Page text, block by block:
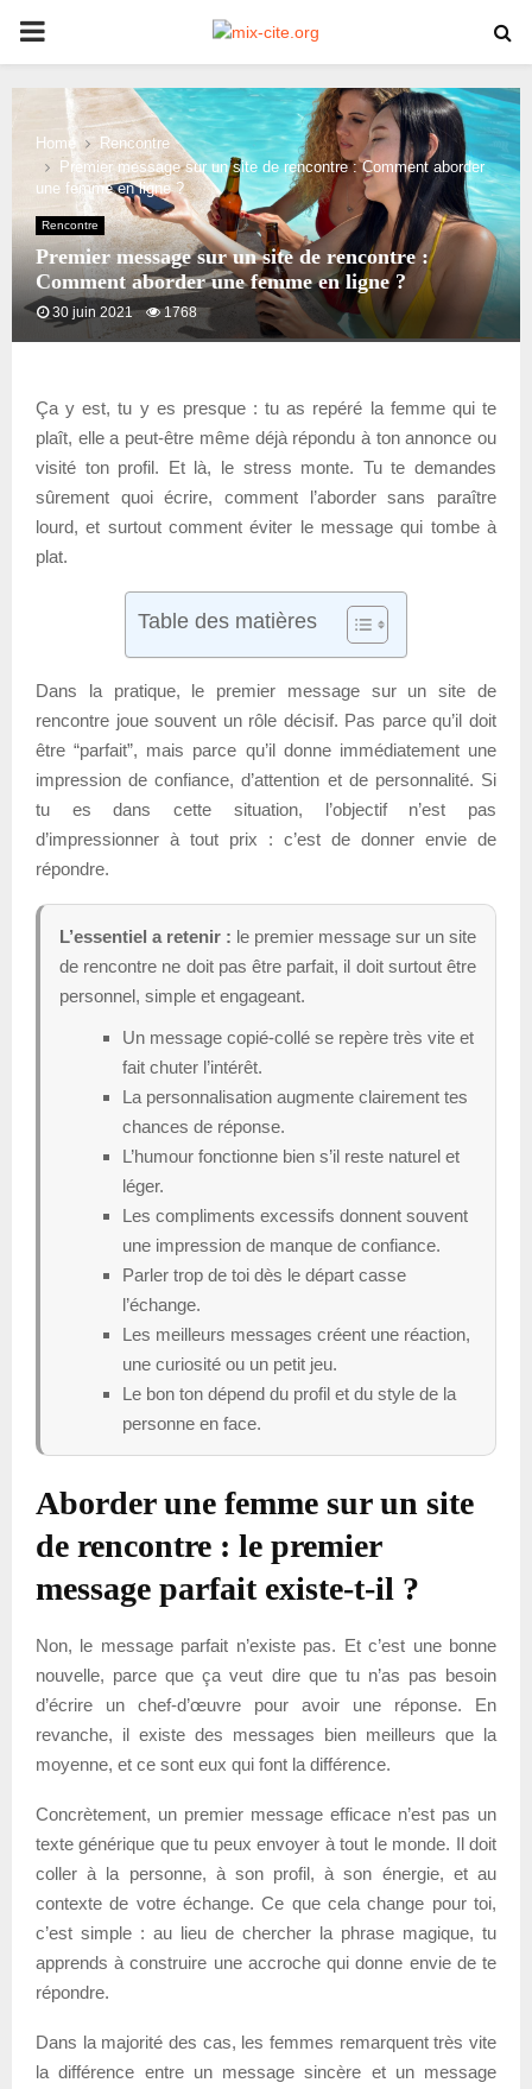
PRIMARY
MENU
Home
Rencontre
Premier message sur un site de rencontre : Comment aborder
une femme en ligne ?
Rencontre
Premier message sur un site de rencontre :
Comment aborder une femme en ligne ?
30 juin 2021 1768
Ça y est, tu y es presque : tu as repéré la femme qui te
plaît, elle a peut-être même déjà répondu à ton annonce ou
visité ton profil. Et là, le stress monte. Tu te demandes
sûrement quoi écrire, comment l’aborder sans paraître
lourd, et surtout comment éviter le message qui tombe à
plat.
Table des matières
Dans la pratique, le premier message sur un site de
rencontre joue souvent un rôle décisif. Pas parce qu’il doit
être “parfait”, mais parce qu’il donne immédiatement une
impression de confiance, d’attention et de personnalité. Si
tu es dans cette situation, l’objectif n’est pas
d’impressionner à tout prix : c’est de donner envie de
répondre.
L’essentiel a retenir : le premier message sur un site
de rencontre ne doit pas être parfait, il doit surtout être
personnel, simple et engageant.
Un message copié-collé se repère très vite et
fait chuter l’intérêt.
La personnalisation augmente clairement tes
chances de réponse.
L’humour fonctionne bien s’il reste naturel et
léger.
Les compliments excessifs donnent souvent
une impression de manque de confiance.
Parler trop de toi dès le départ casse
l’échange.
Les meilleurs messages créent une réaction,
une curiosité ou un petit jeu.
Le bon ton dépend du profil et du style de la
personne en face.
Aborder une femme sur un site
de rencontre : le premier
message parfait existe-t-il ?
Non, le message parfait n’existe pas. Et c’est une bonne
nouvelle, parce que ça veut dire que tu n’as pas besoin
d’écrire un chef-d’œuvre pour avoir une réponse. En
revanche, il existe des messages bien meilleurs que la
moyenne, et ce sont eux qui font la différence.
Concrètement, un premier message efficace n’est pas un
texte générique que tu peux envoyer à tout le monde. Il doit
coller à la personne, à son profil, à son énergie, et au
contexte de votre échange. Ce que cela change pour toi,
c’est simple : au lieu de chercher la phrase magique, tu
apprends à construire une accroche qui donne envie de te
répondre.
Dans la majorité des cas, les femmes remarquent très vite
la différence entre un message sincère et un message